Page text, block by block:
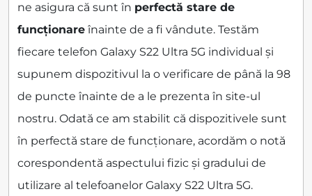
ne asigura că sunt în perfectă stare de
funcționare înainte de a fi vândute. Testăm
fiecare telefon Galaxy S22 Ultra 5G individual și
supunem dispozitivul la o verificare de până la 98
de puncte înainte de a le prezenta în site-ul
nostru. Odată ce am stabilit că dispozitivele sunt
în perfectă stare de funcționare, acordăm o notă
corespondentă aspectului fizic și gradului de
utilizare al telefoanelor Galaxy S22 Ultra 5G.